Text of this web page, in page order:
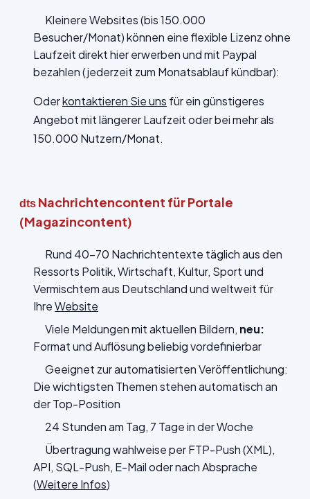
Kleinere Websites (bis 150.000
Besucher/Monat) können eine flexible Lizenz ohne
Laufzeit direkt hier erwerben und mit Paypal
bezahlen (jederzeit zum Monatsablauf kündbar):
Oderkontaktieren Sie uns für ein günstigeres
Angebot mit längerer Laufzeit oder bei mehr als
150.000 Nutzern/Monat.
dts Nachrichtencontent für Portale
(Magazincontent)
Rund 40-70 Nachrichtentexte täglich aus den
Ressorts Politik, Wirtschaft, Kultur, Sport und
Vermischtem aus Deutschland und weltweit für
IhreWebsite
Viele Meldungen mit aktuellen Bildern, neu:
Format und Auflösung beliebig vordefinierbar
Geeignet zur automatisierten Veröffentlichung:
Die wichtigsten Themen stehen automatisch an
der Top-Position
24 Stunden am Tag, 7 Tage in der Woche
Übertragung wahlweise per FTP-Push (XML),
API, SQL-Push, E-Mail oder nach Absprache
(Weitere Infos)